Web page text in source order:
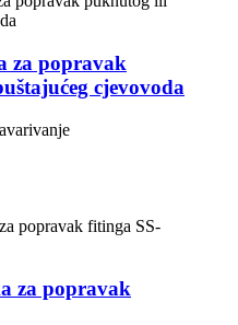
za popravak
cjevovoda
za popravak